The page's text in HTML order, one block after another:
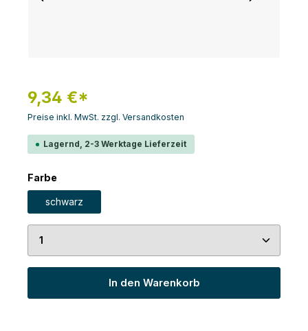
9,34 €*
Preise inkl. MwSt. zzgl. Versandkosten
Lagernd, 2-3 Werktage Lieferzeit
Farbeauswählen
schwarz
Produkt Anzahl: Gib den gewünschten Wert
In den Warenkorb